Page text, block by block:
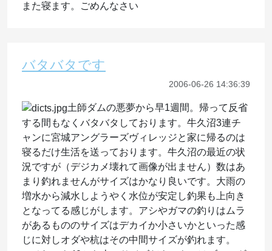
また寝ます。ごめんなさい
バタバタです
2006-06-26 14:36:39
土師ダムの悪夢から早1週間。帰って反省
する間もなくバタバタしております。牛久沼3連チ
ャンに宮城アングラーズヴィレッジと家に帰るのは
寝るだけ生活を送っております。牛久沼の最近の状
況ですが（デジカメ壊れて画像が出ません）数はあ
まり釣れませんがサイズはかなり良いです。大雨の
増水から減水しようやく水位が安定し釣果も上向き
となってる感じがします。アシやガマの釣りはムラ
があるもののサイズはデカイか小さいかといった感
じに対しオダや杭はその中間サイズが釣れます。